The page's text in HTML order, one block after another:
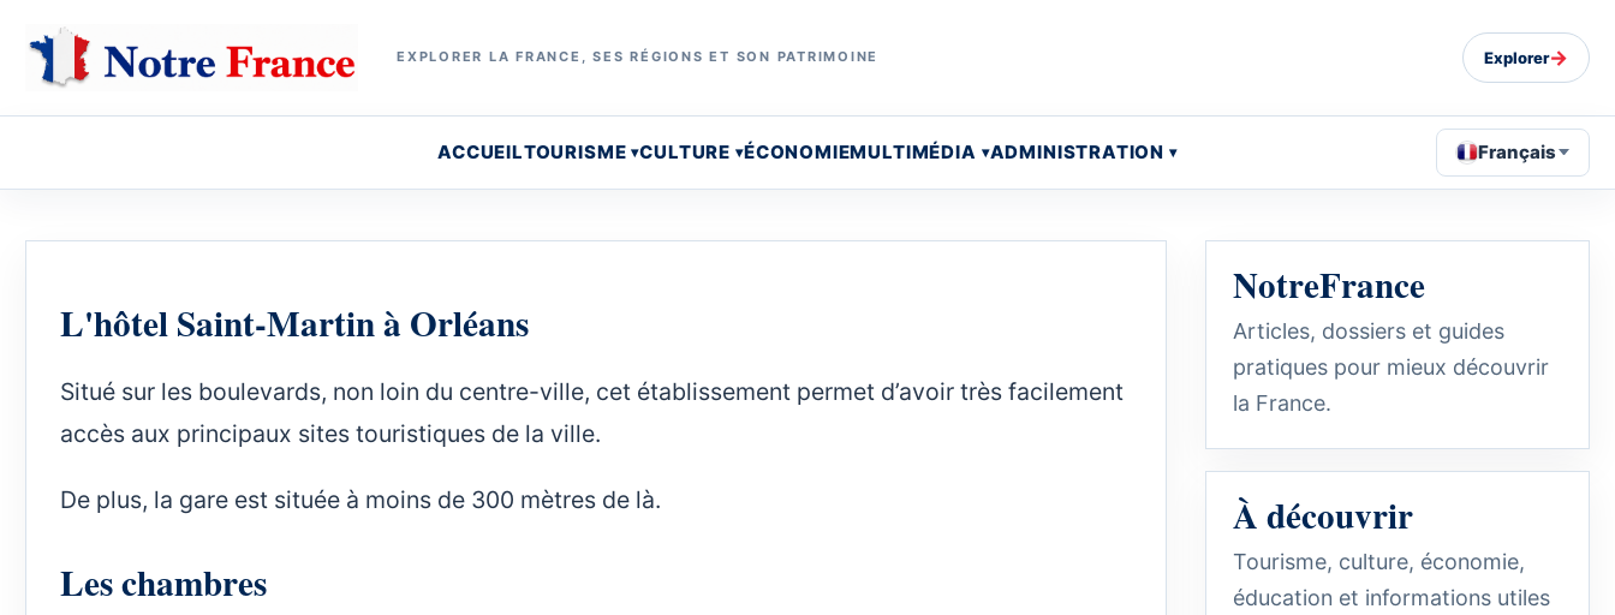
EXPLORER LA FRANCE, SES RÉGIONS ET SON PATRIMOINE Explorer→
ACCUEILTOURISME CULTURE ÉCONOMIEMULTIMÉDIA ADMINISTRATION Français
L'hôtel Saint-Martin à Orléans
Situé sur les boulevards, non loin du centre-ville, cet établissement permet d’avoir très facilement
accès aux principaux sites touristiques de la ville.
De plus, la gare est située à moins de 300 mètres de là.
Les chambres
NotreFrance
Articles, dossiers et guides
pratiques pour mieux découvrir
la France.
À découvrir
Tourisme, culture, économie,
éducation et informations utiles